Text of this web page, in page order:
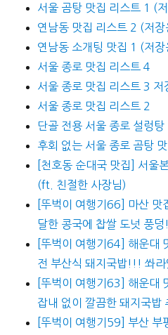
서울 곰탕 맛집 리스트 1 (
연남동 맛집 리스트 2 (저장
연남동 소개팅 맛집 1 (저장
서울 종로 맛집 리스트 4
서울 종로 맛집 리스트 3 저
서울 종로 맛집 리스트 2
단골 전용 서울 종로 설렁
후회 없는 서울 종로 곰탕
[천호동 순대국 맛집] 서울
(ft. 친절한 사장님)
[뚜벅이 여행기66] 마산
달한 콩국에 찹쌀 도넛 풍
[뚜벅이 여행기64] 해운대
전 부산식 돼지국밥!!! 쏴
[뚜벅이 여행기63] 해운대
잡내 없이 깔끔한 돼지국밥
[뚜벅이 여행기59] 부산 부